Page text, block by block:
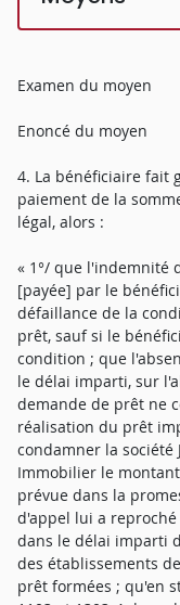
Examen du moyen
Enoncé du moyen
4. La bénéficiaire fait
paiement de la
légal, alors :
« 1°/ que l'indemnité
[payée] par le
défaillance de la
prêt, sauf si le
condition ; que
le délai imparti, sur
demande de prêt ne
réalisation du prêt
condamner la société
Immobilier le
prévue dans la
d'appel lui a
dans le délai imparti
des établissements
prêt formées ; qu'en